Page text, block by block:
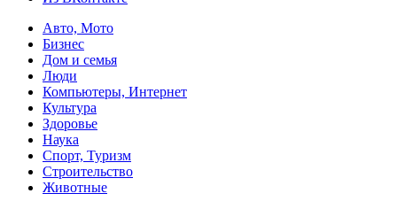
Авто, Мото
Бизнес
Дом и семья
Люди
Компьютеры, Интернет
Культура
Здоровье
Наука
Спорт, Туризм
Строительство
Животные